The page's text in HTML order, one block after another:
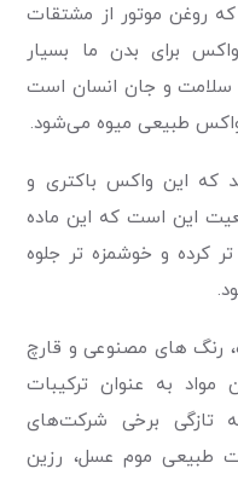
روغن موتور از مشتقات
برای بدن ما بسیار
سلامت و جان انسان است
طبیعی میوه می‌شود.
که این واکس باکتری و
این است که این ماده
کرده و خوشمزه تر جلوه
رنگ های مصنوعی و قارچ
به عنوان ترکیبات
تازگی برخی شرکت‌های
طبیعی موم عسل، رزین